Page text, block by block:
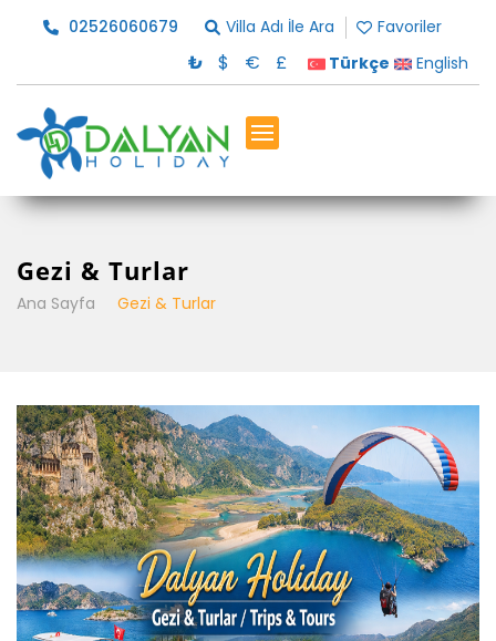
02526060679 Villa Adı İle Ara Favoriler
₺ $ € £ Türkçe English
Gezi & Turlar
Ana Sayfa Gezi & Turlar